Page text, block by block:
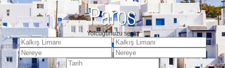
Paros
Yolcuğunuzu seçin